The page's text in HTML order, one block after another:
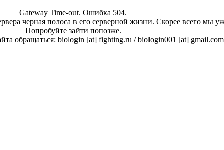
Gateway Time-out. Ошибка 504.
черная полоса в его серверной жизни. Скорее всего мы
Попробуйте зайти попозже.
обращаться: biologin [at] fighting.ru / biologin001 [at]